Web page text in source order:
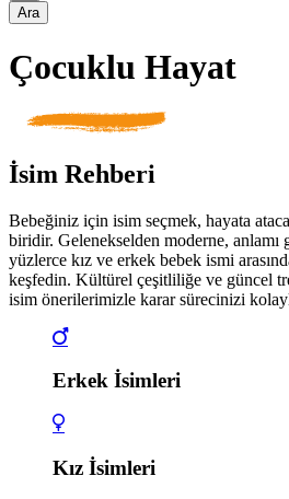
Ara
Çocuklu Hayat
İsim Rehberi
Bebeğiniz için isim seçmek, hayata
biridir. Gelenekselden moderne, anlamı
yüzlerce kız ve erkek bebek ismi
keşfedin. Kültürel çeşitliliğe ve güncel
isim önerilerimizle karar sürecinizi
Erkek İsimleri
Kız İsimleri